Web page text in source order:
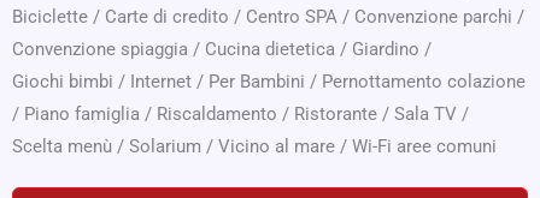
Biciclette / Carte di credito / Centro SPA / Convenzione parchi /
Convenzione spiaggia / Cucina dietetica / Giardino /
Giochi bimbi / Internet / Per Bambini / Pernottamento colazione
/ Piano famiglia / Riscaldamento / Ristorante / Sala TV /
Scelta menù / Solarium / Vicino al mare / Wi-Fi aree comuni